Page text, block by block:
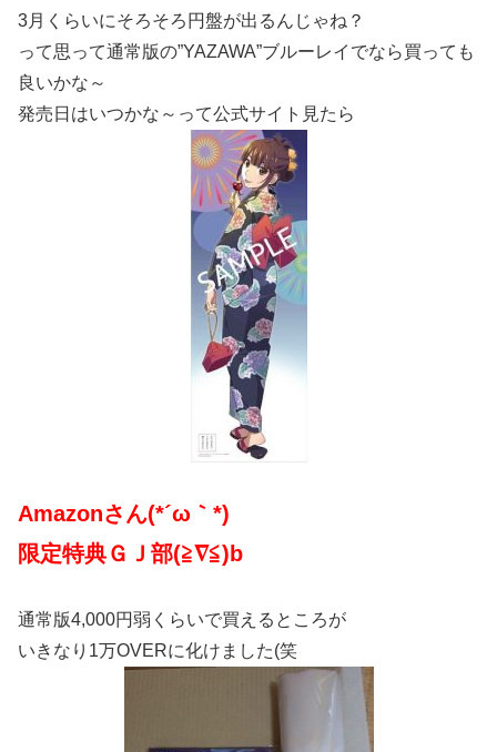
3月くらいにそろそろ円盤が出るんじゃね？
って思って通常版の”YAZAWA”ブルーレイでなら買っても
良いかな～
発売日はいつかな～って公式サイト見たら
Amazonさん(*´ω｀*)
限定特典ＧＪ部(≧∇≦)b
通常版4,000円弱くらいで買えるところが
いきなり1万OVERに化けました(笑